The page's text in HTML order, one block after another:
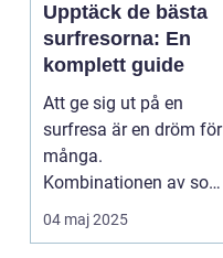
Upptäck de bästa
surfresorna: En
komplett guide
Att ge sig ut på en
surfresa är en dröm för
många.
Kombinationen av sol,
...
04 maj 2025